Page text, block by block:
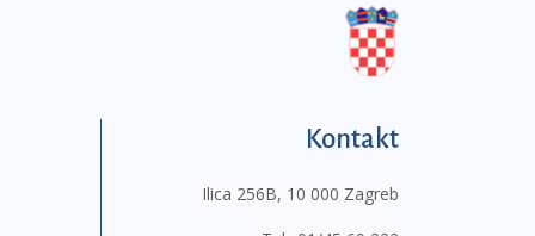
Kontakt
Ilica 256B, 10 000 Zagreb